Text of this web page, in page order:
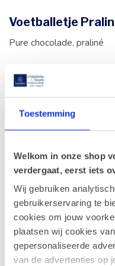
Toestemming
Welkom in onze shop
verdergaat, eerst iets
Wij gebruiken
gebruikerservaring te
cookies om jouw
plaatsen wij cookies
gepersonaliseerde
van de advertenties op
Voetballetje
Pure chocolade, praliné
Voetballetje
Melkchocolade,
Voetballetje
Witte chocolade,